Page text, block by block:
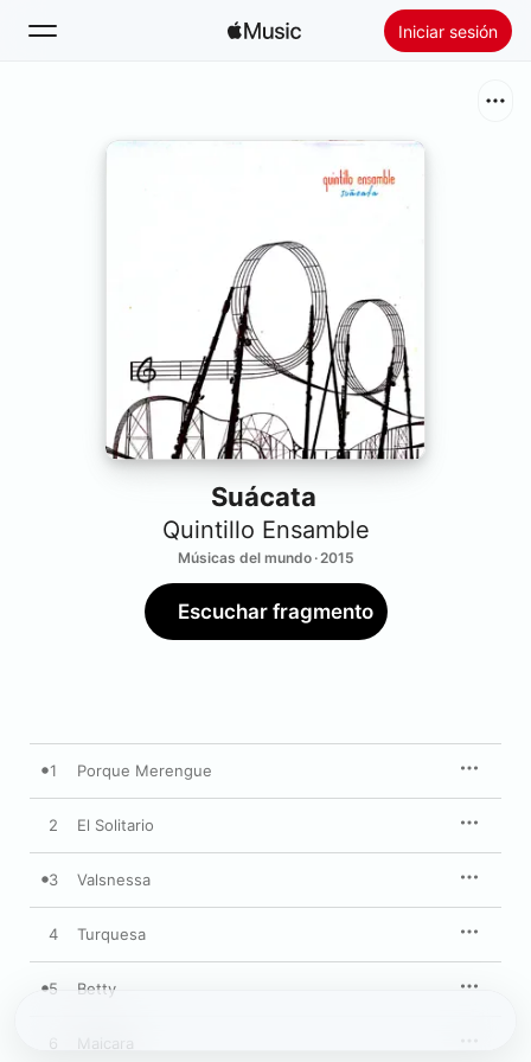
Iniciar sesión
Instalar Apple Music
Suácata
Quintillo Ensamble
Músicas del mundo · 2015
Escuchar fragmento
1 Porque Merengue
2 El Solitario
3 Valsnessa
4 Turquesa
5 Betty
6 Maicara